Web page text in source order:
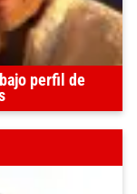
perfil de